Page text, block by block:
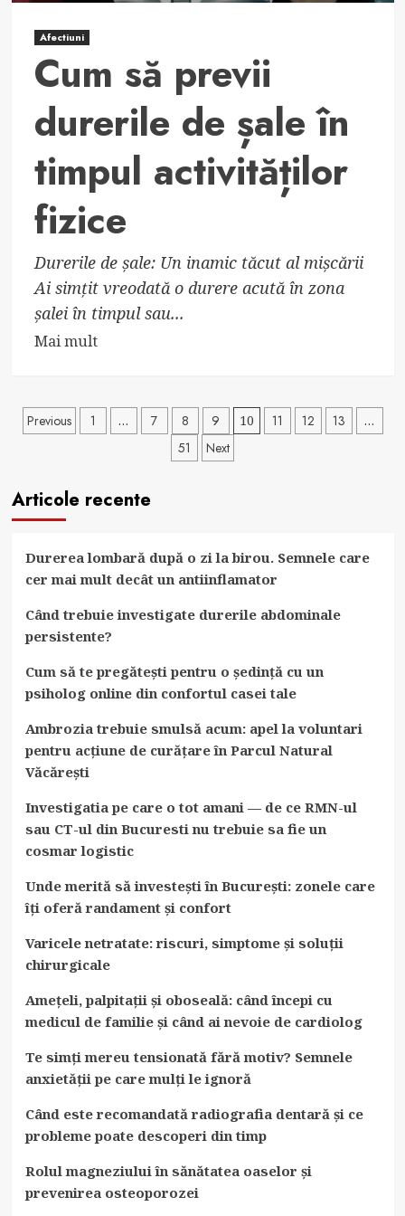
Afectiuni
Cum să previi
durerile de șale în
timpul activităților
fizice
Durerile de șale: Un inamic tăcut al mișcării
Ai simțit vreodată o durere acută în zona
șalei în timpul sau...
Mai multRead
Cum
să
de
timpul
activităților
fizice
Paginație
Previous 1 … 7 8 9 10 11 12 13 …
51 Next
Articole recente
Durerea lombară după o zi la birou. Semnele care
cer mai mult decât un antiinflamator
Când trebuie investigate durerile abdominale
persistente?
Cum să te pregătești pentru o ședință cu un
psiholog online din confortul casei tale
Ambrozia trebuie smulsă acum: apel la voluntari
pentru acțiune de curățare în Parcul Natural
Văcărești
Investigatia pe care o tot amani — de ce RMN-ul
sau CT-ul din Bucuresti nu trebuie sa fie un
cosmar logistic
Unde merită să investești în București: zonele care
îți oferă randament și confort
Varicele netratate: riscuri, simptome și soluții
chirurgicale
Amețeli, palpitații și oboseală: când începi cu
medicul de familie și când ai nevoie de cardiolog
Te simți mereu tensionată fără motiv? Semnele
anxietății pe care mulți le ignoră
Când este recomandată radiografia dentară și ce
probleme poate descoperi din timp
Rolul magneziului în sănătatea oaselor și
prevenirea osteoporozei